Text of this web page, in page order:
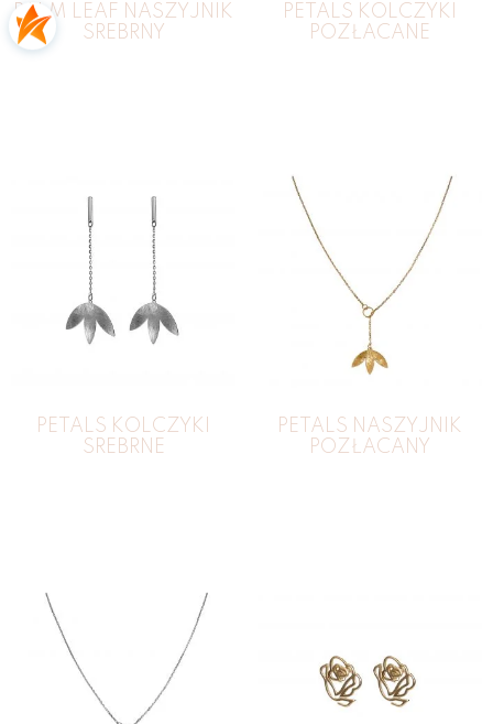
PALM LEAF NASZYJNIK
SREBRNY
PETALS KOLCZYKI
POZŁACANE
PETALS KOLCZYKI
SREBRNE
PETALS NASZYJNIK
POZŁACANY